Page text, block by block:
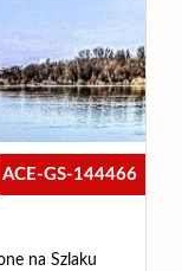
Usługi
ACE-GS-144466
na Szlaku